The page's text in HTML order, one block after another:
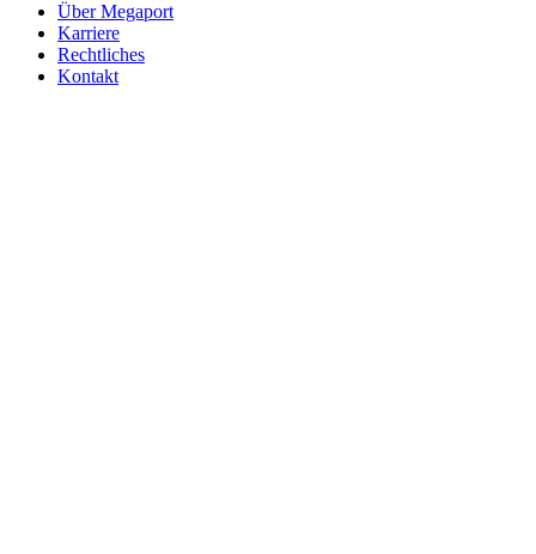
Über Megaport
Karriere
Rechtliches
Kontakt